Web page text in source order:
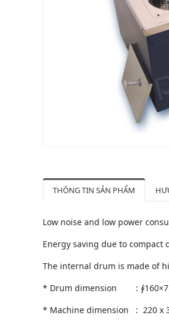
THÔNG TIN SẢN PHẨM
Low noise and low power
Energy saving due to compact
The internal drum is made of
* Drum dimension :
* Machine dimension : 220 x